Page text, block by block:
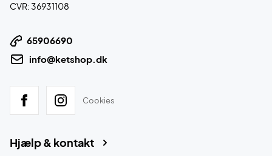
CVR: 36931108
65906690
info@ketshop.dk
Cookies
Hjælp & kontakt